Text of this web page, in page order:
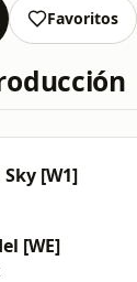
Favoritos
[W1]
[WE]